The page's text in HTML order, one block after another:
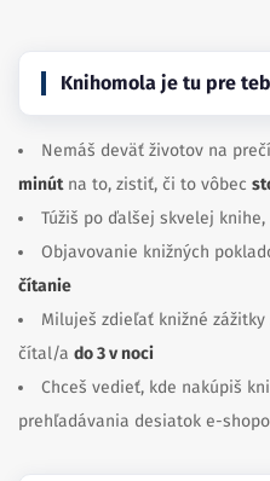
Knihomola je tu pre
Nemáš deväť životov na
minútna to, zistiť, či to vôbec
Túžiš po ďalšej skvelej knihe,
Objavovanie knižných
čítanie
Miluješ zdieľať knižné
čítal/a do 3 v noci
Chceš vedieť, kde nakúpiš
prehľadávania desiatok e-